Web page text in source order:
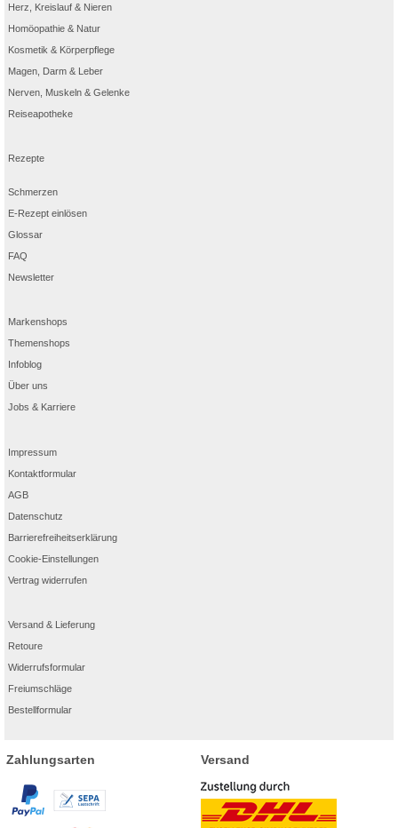
Herz, Kreislauf & Nieren
Homöopathie & Natur
Kosmetik & Körperpflege
Magen, Darm & Leber
Nerven, Muskeln & Gelenke
Reiseapotheke
Rezepte
Schmerzen
E-Rezept einlösen
Glossar
FAQ
Newsletter
Markenshops
Themenshops
Infoblog
Über uns
Jobs & Karriere
Impressum
Kontaktformular
AGB
Datenschutz
Barrierefreiheitserklärung
Cookie-Einstellungen
Vertrag widerrufen
Versand & Lieferung
Retoure
Widerrufsformular
Freiumschläge
Bestellformular
Zahlungsarten Versand